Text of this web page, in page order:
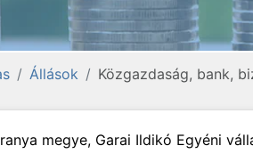
Állások Közgazdaság, bank,
megye, Garai Ildikó Egyéni